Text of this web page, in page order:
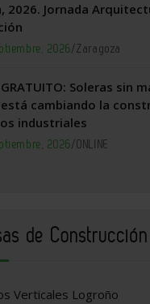
2026. Jornada
2026/Zaragoza
GRATUITO: Soleras sin
cambiando la
industriales
2026/ONLINE
de Construcción
Verticales Logroño